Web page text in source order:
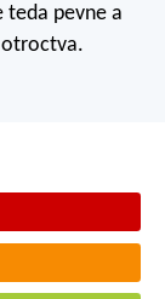
teda pevne a
otroctva.